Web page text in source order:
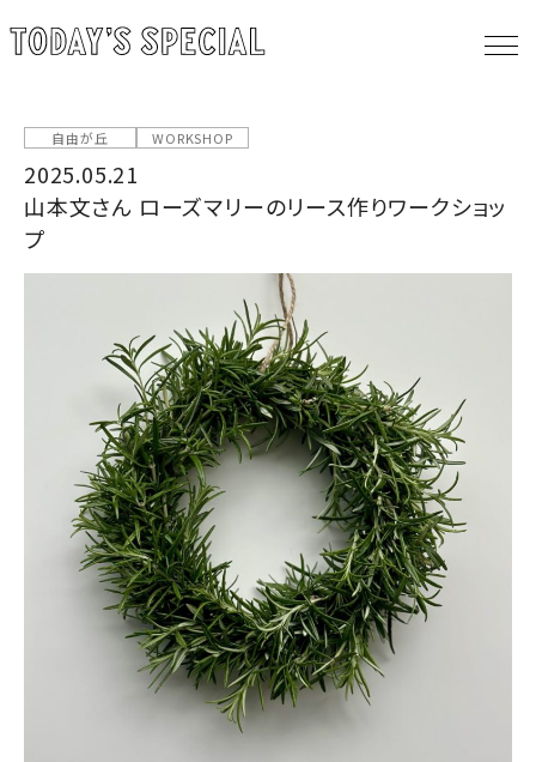
自由が丘 WORKSHOP
2025.05.21
山本文さん ローズマリーのリース作りワークショッ
プ